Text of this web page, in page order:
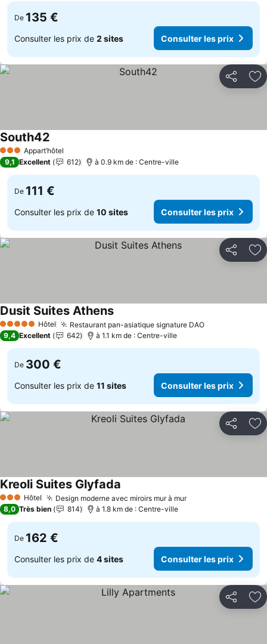
De 135 €
Consulter les prix de 2 sites Consulter les prix
Partager
3 ÉtoilesAppart’hôtel
South42
9,1 Excellent 612 à 0.9 km de : Centre-ville
De 111 €
Consulter les prix de 10 sites Consulter les prix
Partager
5 Étoiles Hôtel Restaurant pan-asiatique signature DAO
Dusit Suites Athens
9,4 Excellent 642 à 1.1 km de : Centre-ville
De 300 €
Consulter les prix de 11 sites Consulter les prix
Partager
3 ÉtoilesHôtel Design moderne avec miroirs mur à mur
Kreoli Suites Glyfada
8,0 Très bien 814 à 1.8 km de : Centre-ville
De 162 €
Consulter les prix de 4 sites Consulter les prix
Partager